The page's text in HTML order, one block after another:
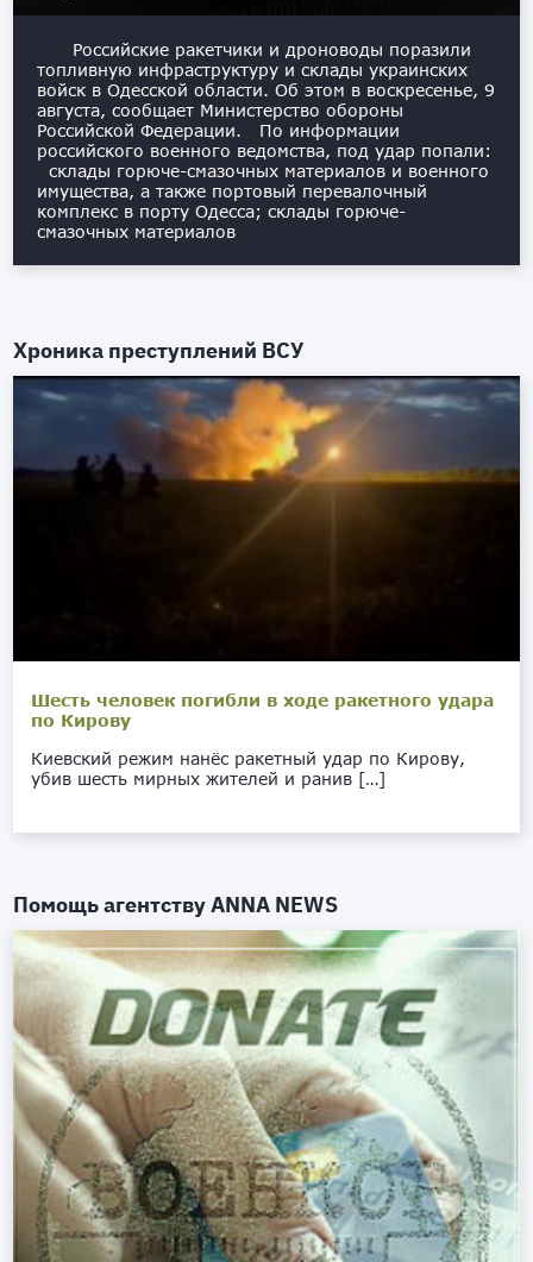
Российские ракетчики и дроноводы поразили
топливную инфраструктуру и склады украинских
войск в Одесской области. Об этом в воскресенье, 9
августа, сообщает Министерство обороны
Российской Федерации. По информации
российского военного ведомства, под удар попали:
склады горюче-смазочных материалов и военного
имущества, а также портовый перевалочный
комплекс в порту Одесса; склады горюче-
смазочных материалов
Хроника преступлений ВСУ
Шесть человек погибли в ходе ракетного удара
по Кирову
Киевский режим нанёс ракетный удар по Кирову,
убив шесть мирных жителей и ранив […]
Помощь агентствуANNA NEWS